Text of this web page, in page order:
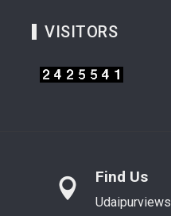
VISITORS
Find Us
Udaipurviews